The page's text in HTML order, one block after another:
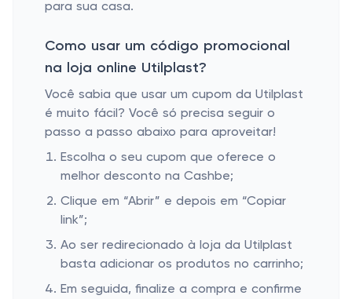
para sua casa.
Como usar um código promocional
na loja online Utilplast?
Você sabia que usar um cupom da Utilplast
é muito fácil? Você só precisa seguir o
passo a passo abaixo para aproveitar!
Escolha o seu cupom que oferece o
melhor desconto na Cashbe;
Clique em “Abrir” e depois em “Copiar
link”;
Ao ser redirecionado à loja da Utilplast
basta adicionar os produtos no carrinho;
Em seguida, finalize a compra e confirme